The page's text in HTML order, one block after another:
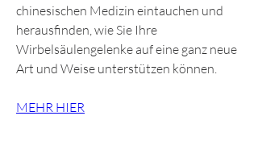
chinesischen Medizin eintauchen und
herausfinden, wie Sie Ihre
Wirbelsäulengelenke auf eine ganz neue
Art und Weise unterstützen können.
MEHR HIER